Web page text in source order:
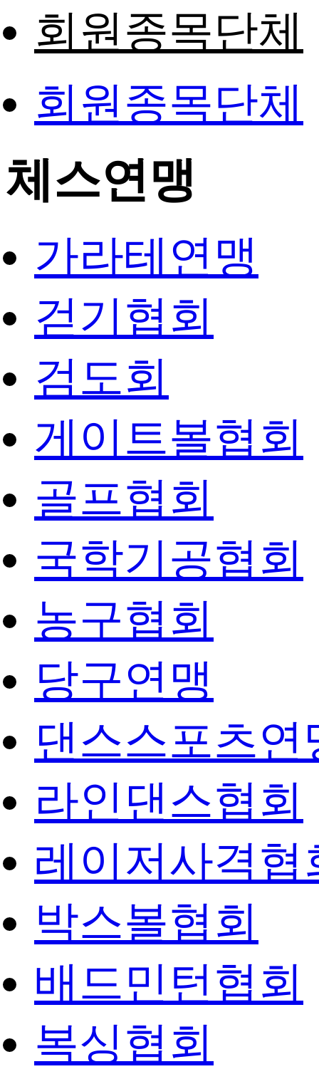
회원종목단체
회원종목단체
체스연맹
가라테연맹
걷기협회
검도회
게이트볼협회
골프협회
국학기공협회
농구협회
당구연맹
댄스스포츠연
라인댄스협회
레이저사격협
박스볼협회
배드민턴협회
복싱협회